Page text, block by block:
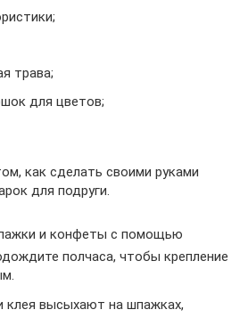
трава;
для цветов;
как сделать своими руками
для подруги.
и конфеты с помощью
полчаса, чтобы крепление
клея высыхают на шпажках,